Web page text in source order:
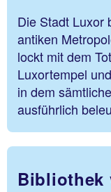
Die Stadt Luxor
antiken
lockt mit dem
Luxortempel
in dem
ausführlich
Bibliothek